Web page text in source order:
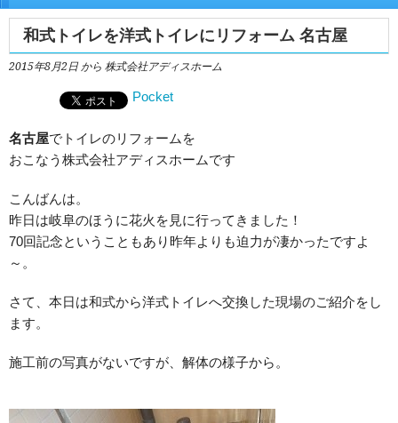
和式トイレを洋式トイレにリフォーム 名古屋
2015年8月2日 から 株式会社アディスホーム
Pocket
名古屋でトイレのリフォームを
おこなう株式会社アディスホームです
こんばんは。
昨日は岐阜のほうに花火を見に行ってきました！
70回記念ということもあり昨年よりも迫力が凄かったですよ
～。
さて、本日は和式から洋式トイレへ交換した現場のご紹介をし
ます。
施工前の写真がないですが、解体の様子から。